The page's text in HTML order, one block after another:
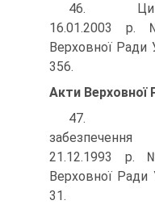
46.
16.01.2003
Верховної Ради
356.
Акти Верховної
47.
21.12.1993 р.
Верховної
31.